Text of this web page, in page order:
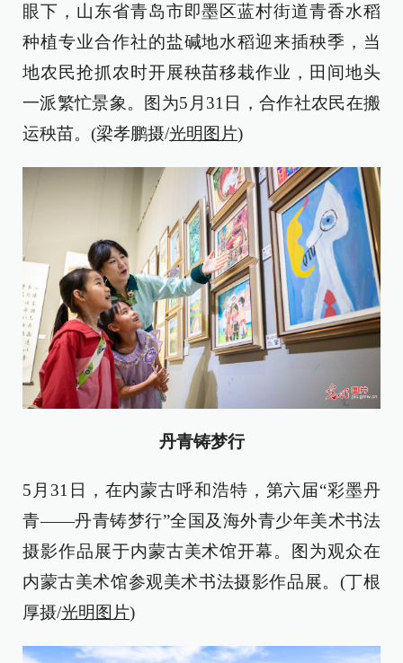
眼下，山东省青岛市即墨区蓝村街道青香水稻
种植专业合作社的盐碱地水稻迎来插秧季，当
地农民抢抓农时开展秧苗移栽作业，田间地头
一派繁忙景象。图为5月31日，合作社农民在搬
运秧苗。(梁孝鹏摄/光明图片)
丹青铸梦行
5月31日，在内蒙古呼和浩特，第六届“彩墨丹
青——丹青铸梦行”全国及海外青少年美术书法
摄影作品展于内蒙古美术馆开幕。图为观众在
内蒙古美术馆参观美术书法摄影作品展。(丁根
厚摄/光明图片)